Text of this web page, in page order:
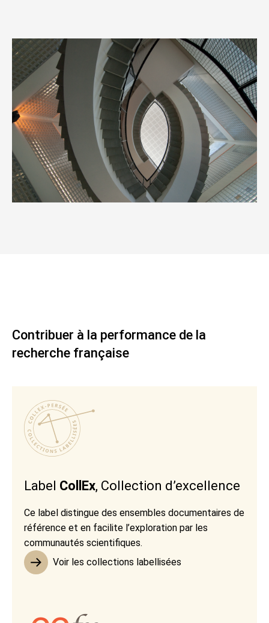
Contribuer à la performance de la
recherche française
Label CollEx, Collection d’excellence
Ce label distingue des ensembles documentaires de
référence et en facilite l’exploration par les
communautés scientifiques.
Voir les collections labellisées